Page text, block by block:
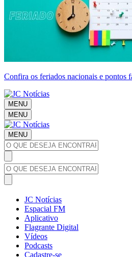
Confira os feriados nacionais e pontos
MENU
MENU
MENU
JC Notícias
Espacial FM
Aplicativo
Flagrante Digital
Vídeos
Podcasts
Cadastre-se